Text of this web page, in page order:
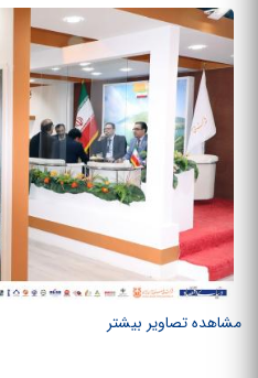
مشاهده تصاویر بیشتر